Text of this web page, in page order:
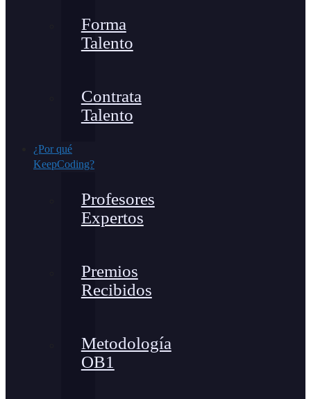
Forma
Talento
Contrata
Talento
¿Por qué
KeepCoding?
Profesores
Expertos
Premios
Recibidos
Metodología
OB1